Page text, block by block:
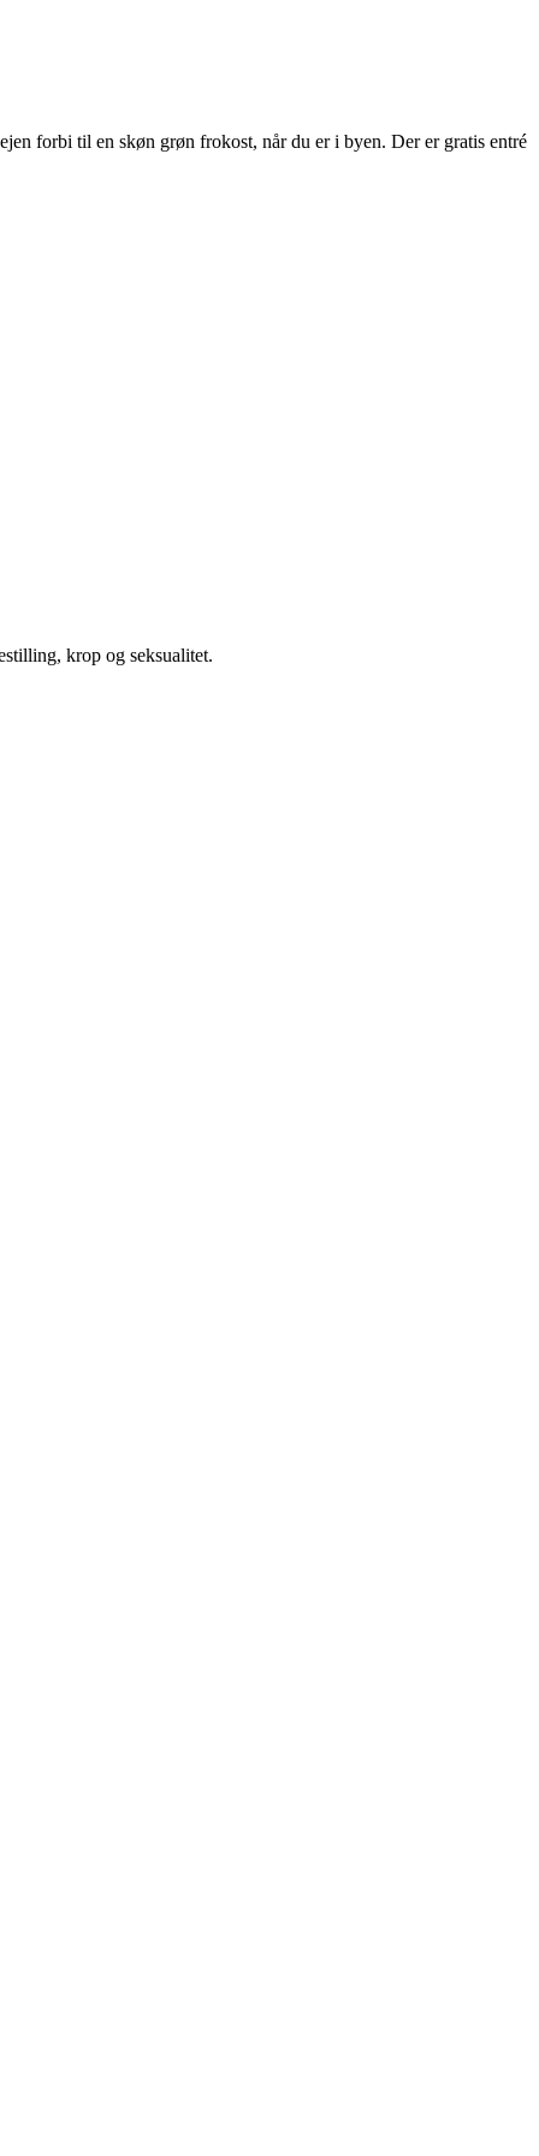
forbi til en skøn grøn frokost, når du er i byen. Der er gratis entré
krop og seksualitet.